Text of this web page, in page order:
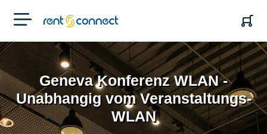
RENT'N
CONNECT
Geneva Konferenz WLAN -
Unabhangig vom Veranstaltungs-
WLAN